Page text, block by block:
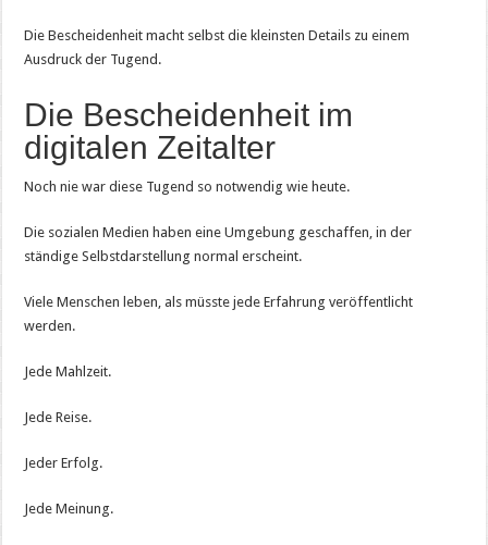
Die Bescheidenheit macht selbst die kleinsten Details zu einem
Ausdruck der Tugend.
Die Bescheidenheit im
digitalen Zeitalter
Noch nie war diese Tugend so notwendig wie heute.
Die sozialen Medien haben eine Umgebung geschaffen, in der
ständige Selbstdarstellung normal erscheint.
Viele Menschen leben, als müsste jede Erfahrung veröffentlicht
werden.
Jede Mahlzeit.
Jede Reise.
Jeder Erfolg.
Jede Meinung.